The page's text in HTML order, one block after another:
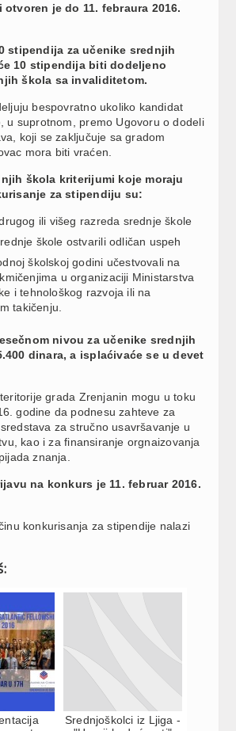
otvoren je do 11. febraura 2016.
stipendija za učenike srednjih
10 stipendija biti dodeljeno
škola sa invaliditetom.
bespovratno ukoliko kandidat
u suprotnom, premo Ugovoru o dodeli
koji se zaključuje sa gradom
mora biti vraćen.
škola kriterijumi koje moraju
za stipendiju su:
ili višeg razreda srednje škole
škole ostvarili odličan uspeh
školskoj godini učestvovali na
u organizaciji Ministarstva
i tehnološkog razvoja ili na
takičenju.
nivou za učenike srednjih
dinara, a isplaćivaće se u devet
grada Zrenjanin mogu u toku
godine da podnesu zahteve za
za stručno usavršavanje u
kao i za finansiranje orgnaizovanja
znanja.
na konkurs je 11. februar 2016.
konkurisanja za stipendije nalazi
Srednjoškolci iz Ljiga -